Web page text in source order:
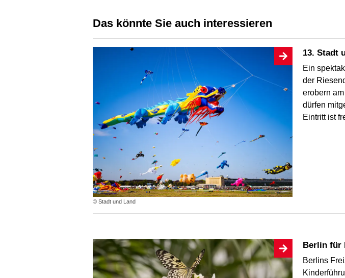
Das könnte Sie auch interessieren
© Stadt und Land
13. Stadt
Ein
der
erobern
dürfen
Eintritt ist
Berlin
Berlins